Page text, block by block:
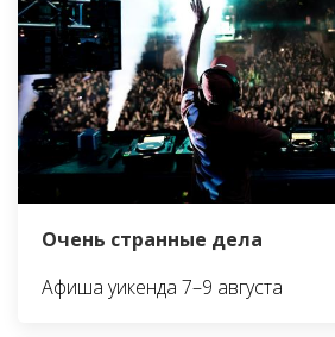
Очень странные дела
Афиша уикенда 7–9 августа